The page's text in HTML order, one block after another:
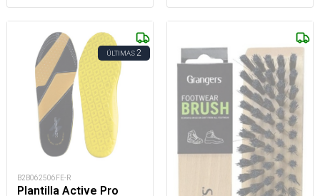
ÚLTIMAS2
B2B062506FE-R
Plantilla Active Pro